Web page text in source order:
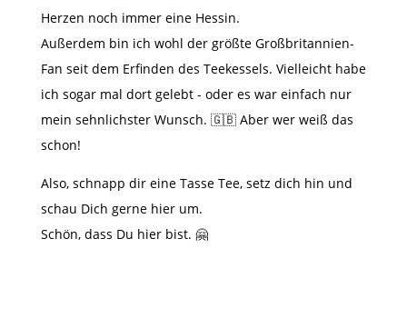
Herzen noch immer eine Hessin.
Außerdem bin ich wohl der größte Großbritannien-
Fan seit dem Erfinden des Teekessels. Vielleicht habe
ich sogar mal dort gelebt - oder es war einfach nur
mein sehnlichster Wunsch. 🇬🇧 Aber wer weiß das
schon!
Also, schnapp dir eine Tasse Tee, setz dich hin und
schau Dich gerne hier um.
Schön, dass Du hier bist. 🤗